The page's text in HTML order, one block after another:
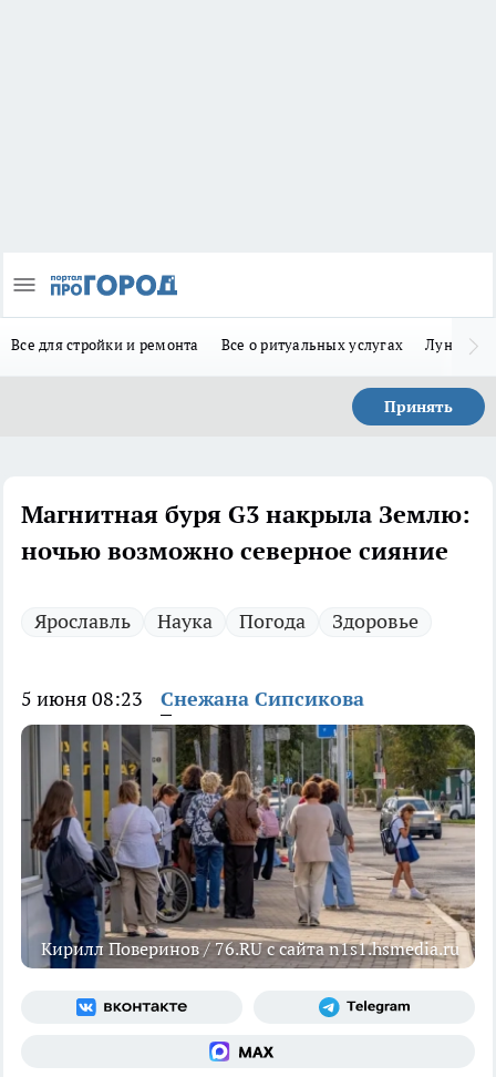
Все для стройки и ремонта Все о ритуальных услугах Лунно-
Принять
Магнитная буря G3 накрыла Землю:
ночью возможно северное сияние
Ярославль Наука Погода Здоровье
5 июня 08:23 Снежана Сипсикова
Кирилл Поверинов / 76.RU с сайта n1s1.hsmedia.ru